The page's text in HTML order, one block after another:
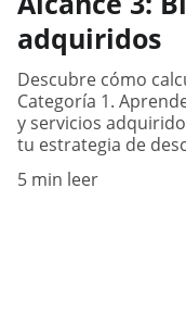
adquiridos
Descubre cómo
Categoría 1.
y servicios
tu estrategia de
5 min leer